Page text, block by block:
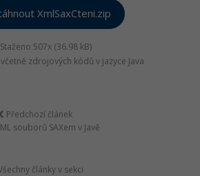
XmlSaxCteni.zip
Staženo 507x (36.98 kB)
zdrojových kódů v jazyce Java
Předchozí článek
souborů SAXem v Javě
články v sekci